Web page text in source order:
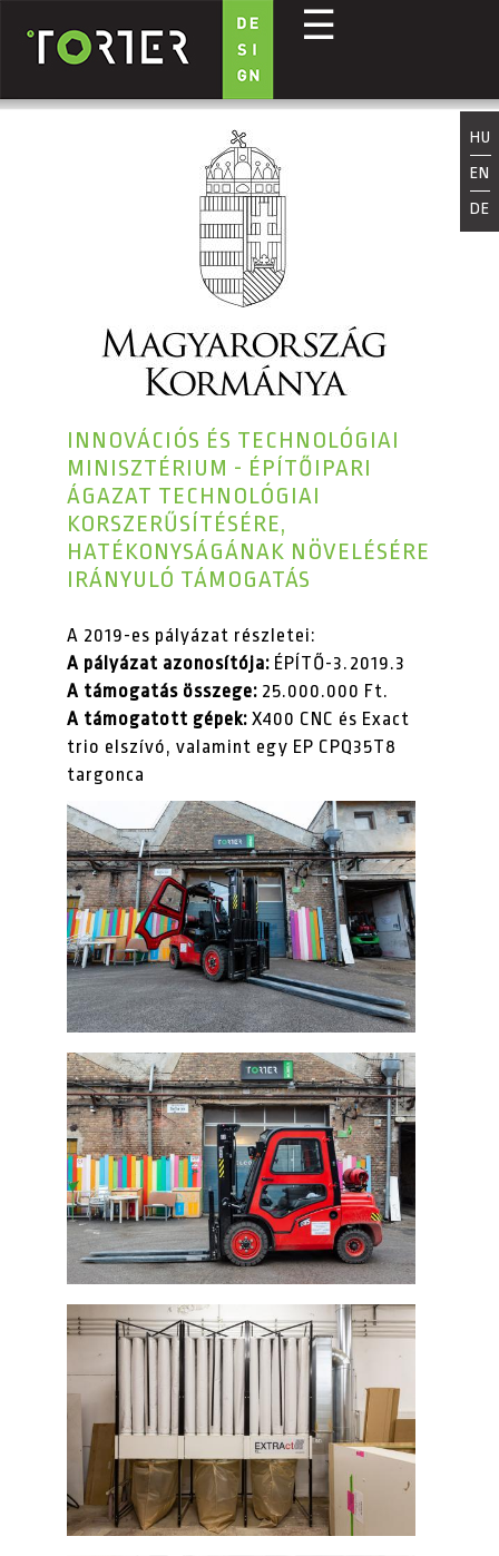
Ugrás a tartalomra
☰
HU
EN
DE
INNOVÁCIÓS ÉS TECHNOLÓGIAI
MINISZTÉRIUM - ÉPÍTŐIPARI
ÁGAZAT TECHNOLÓGIAI
KORSZERŰSÍTÉSÉRE,
HATÉKONYSÁGÁNAK NÖVELÉSÉRE
IRÁNYULÓ TÁMOGATÁS
A 2019-es pályázat részletei:
A pályázat azonosítója: ÉPÍTŐ-3.2019.3
A támogatás összege: 25.000.000 Ft.
A támogatott gépek: X400 CNC és Exact
trio elszívó, valamint egy EP CPQ35T8
targonca